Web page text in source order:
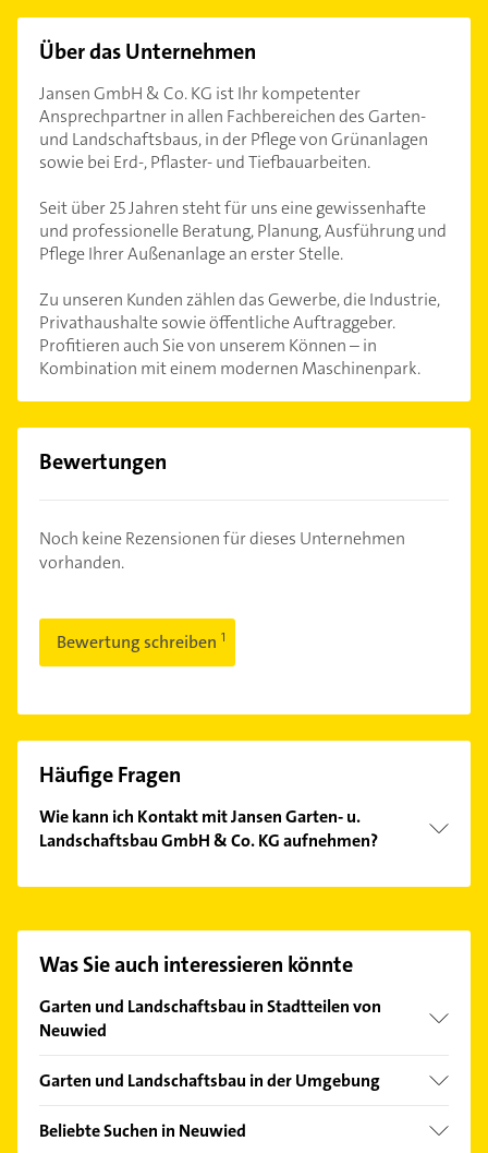
Über das Unternehmen
Jansen GmbH & Co. KG ist Ihr kompetenter
Ansprechpartner in allen Fachbereichen des Garten-
und Landschaftsbaus, in der Pflege von Grünanlagen
sowie bei Erd-, Pflaster- und Tiefbauarbeiten.
Seit über 25 Jahren steht für uns eine gewissenhafte
und professionelle Beratung, Planung, Ausführung und
Pflege Ihrer Außenanlage an erster Stelle.
Zu unseren Kunden zählen das Gewerbe, die Industrie,
Privathaushalte sowie öffentliche Auftraggeber.
Profitieren auch Sie von unserem Können – in
Kombination mit einem modernen Maschinenpark.
Bewertungen
Noch keine Rezensionen für dieses Unternehmen
vorhanden.
Bewertung schreiben
Häufige Fragen
Wie kann ich Kontakt mit Jansen Garten- u.
Landschaftsbau GmbH & Co. KG aufnehmen?
auswählen. Hier finden Sie alleKontaktdaten
Was Sie auch interessieren könnte
Garten und Landschaftsbau in Stadtteilen von
Neuwied
Rodenbach
Garten und Landschaftsbau in der Umgebung
Bendorf Rhein
Beliebte Suchen in Neuwied